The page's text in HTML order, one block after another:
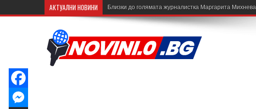
АКТУАЛНИ НОВИНИ Близки до голямата журналистка Маргарита